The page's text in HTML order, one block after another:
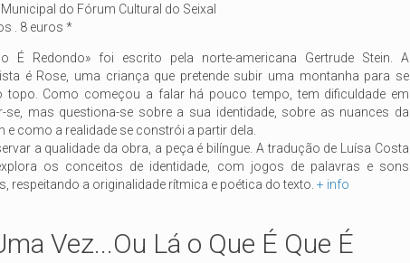
do Fórum Cultural do Seixal
. 8 euros *
É Redondo» foi escrito pela norte-americana Gertrude Stein. A
é Rose, uma criança que pretende subir uma montanha para se
topo. Como começou a falar há pouco tempo, tem dificuldade em
se, mas questiona-se sobre a sua identidade, sobre as nuances da
e como a realidade se constrói a partir dela.
a qualidade da obra, a peça é bilíngue. A tradução de Luísa Costa
os conceitos de identidade, com jogos de palavras e sons
respeitando a originalidade rítmica e poética do texto. + info
Vez...Ou Lá o Que É Que É